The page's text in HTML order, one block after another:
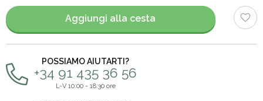
articoli
Aggiungi alla cesta
POSSIAMO AIUTARTI?
+34 91 435 36 56
L-V 10:00 - 18:30 ore